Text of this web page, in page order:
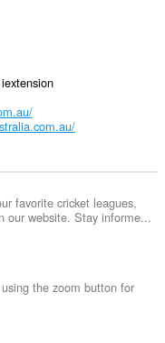
favorite cricket leagues,
our website. Stay informe...
the zoom button for